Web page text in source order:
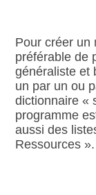
Pour créer un
préférable de
généraliste et
un par un ou
dictionnaire «
programme
aussi des
Ressources ».